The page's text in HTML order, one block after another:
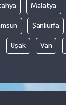
Malatya
Şanlıurfa
Uşak Van